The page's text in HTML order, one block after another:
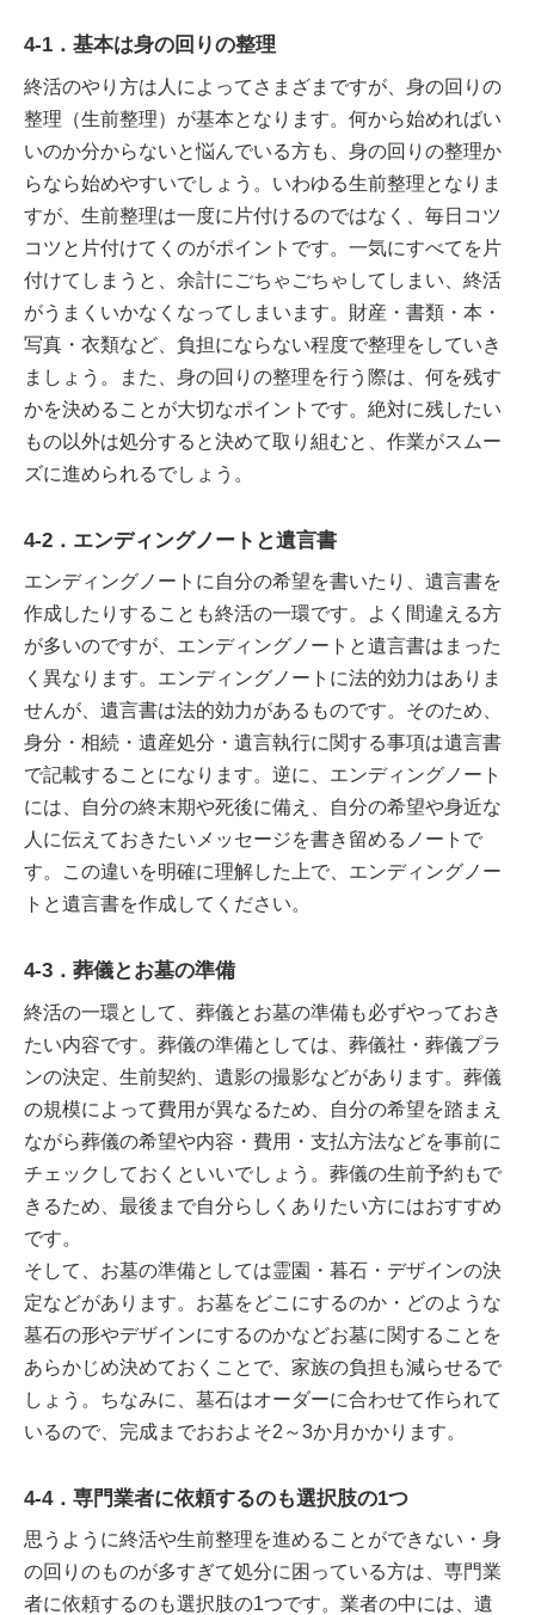
4-1．基本は身の回りの整理
終活のやり方は人によってさまざまですが、身の回りの
整理（生前整理）が基本となります。何から始めればい
いのか分からないと悩んでいる方も、身の回りの整理か
らなら始めやすいでしょう。いわゆる生前整理となりま
すが、生前整理は一度に片付けるのではなく、毎日コツ
コツと片付けてくのがポイントです。一気にすべてを片
付けてしまうと、余計にごちゃごちゃしてしまい、終活
がうまくいかなくなってしまいます。財産・書類・本・
写真・衣類など、負担にならない程度で整理をしていき
ましょう。また、身の回りの整理を行う際は、何を残す
かを決めることが大切なポイントです。絶対に残したい
もの以外は処分すると決めて取り組むと、作業がスムー
ズに進められるでしょう。
4-2．エンディングノートと遺言書
エンディングノートに自分の希望を書いたり、遺言書を
作成したりすることも終活の一環です。よく間違える方
が多いのですが、エンディングノートと遺言書はまった
く異なります。エンディングノートに法的効力はありま
せんが、遺言書は法的効力があるものです。そのため、
身分・相続・遺産処分・遺言執行に関する事項は遺言書
で記載することになります。逆に、エンディングノート
には、自分の終末期や死後に備え、自分の希望や身近な
人に伝えておきたいメッセージを書き留めるノートで
す。この違いを明確に理解した上で、エンディングノー
トと遺言書を作成してください。
4-3．葬儀とお墓の準備
終活の一環として、葬儀とお墓の準備も必ずやっておき
たい内容です。葬儀の準備としては、葬儀社・葬儀プラ
ンの決定、生前契約、遺影の撮影などがあります。葬儀
の規模によって費用が異なるため、自分の希望を踏まえ
ながら葬儀の希望や内容・費用・支払方法などを事前に
チェックしておくといいでしょう。葬儀の生前予約もで
きるため、最後まで自分らしくありたい方にはおすすめ
です。
そして、お墓の準備としては霊園・暮石・デザインの決
定などがあります。お墓をどこにするのか・どのような
墓石の形やデザインにするのかなどお墓に関することを
あらかじめ決めておくことで、家族の負担も減らせるで
しょう。ちなみに、墓石はオーダーに合わせて作られて
いるので、完成までおおよそ2～3か月かかります。
4-4．専門業者に依頼するのも選択肢の1つ
思うように終活や生前整理を進めることができない・身
の回りのものが多すぎて処分に困っている方は、専門業
者に依頼するのも選択肢の1つです。業者の中には、遺